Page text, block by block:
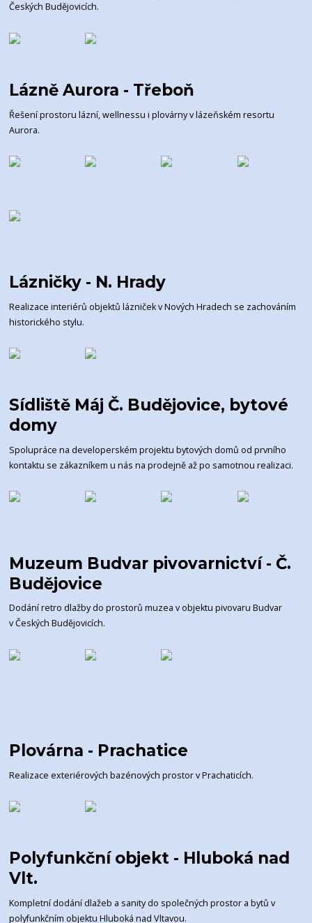
Českých Budějovicích.
Lázně Aurora - Třeboň
Řešení prostoru lázní, wellnessu i plovárny v lázeňském resortu
Aurora.
Lázničky - N. Hrady
Realizace interiérů objektů lázniček v Nových Hradech se zachováním
historického stylu.
Sídliště Máj Č. Budějovice, bytové
domy
Spolupráce na developerském projektu bytových domů od prvního
kontaktu se zákazníkem u nás na prodejně až po samotnou realizaci.
Muzeum Budvar pivovarnictví - Č.
Budějovice
Dodání retro dlažby do prostorů muzea v objektu pivovaru Budvar
v Českých Budějovicích.
Plovárna - Prachatice
Realizace exteriérových bazénových prostor v Prachaticích.
Polyfunkční objekt - Hluboká nad
Vlt.
Kompletní dodání dlažeb a sanity do společných prostor a bytů v
polyfunkčním objektu Hluboká nad Vltavou.